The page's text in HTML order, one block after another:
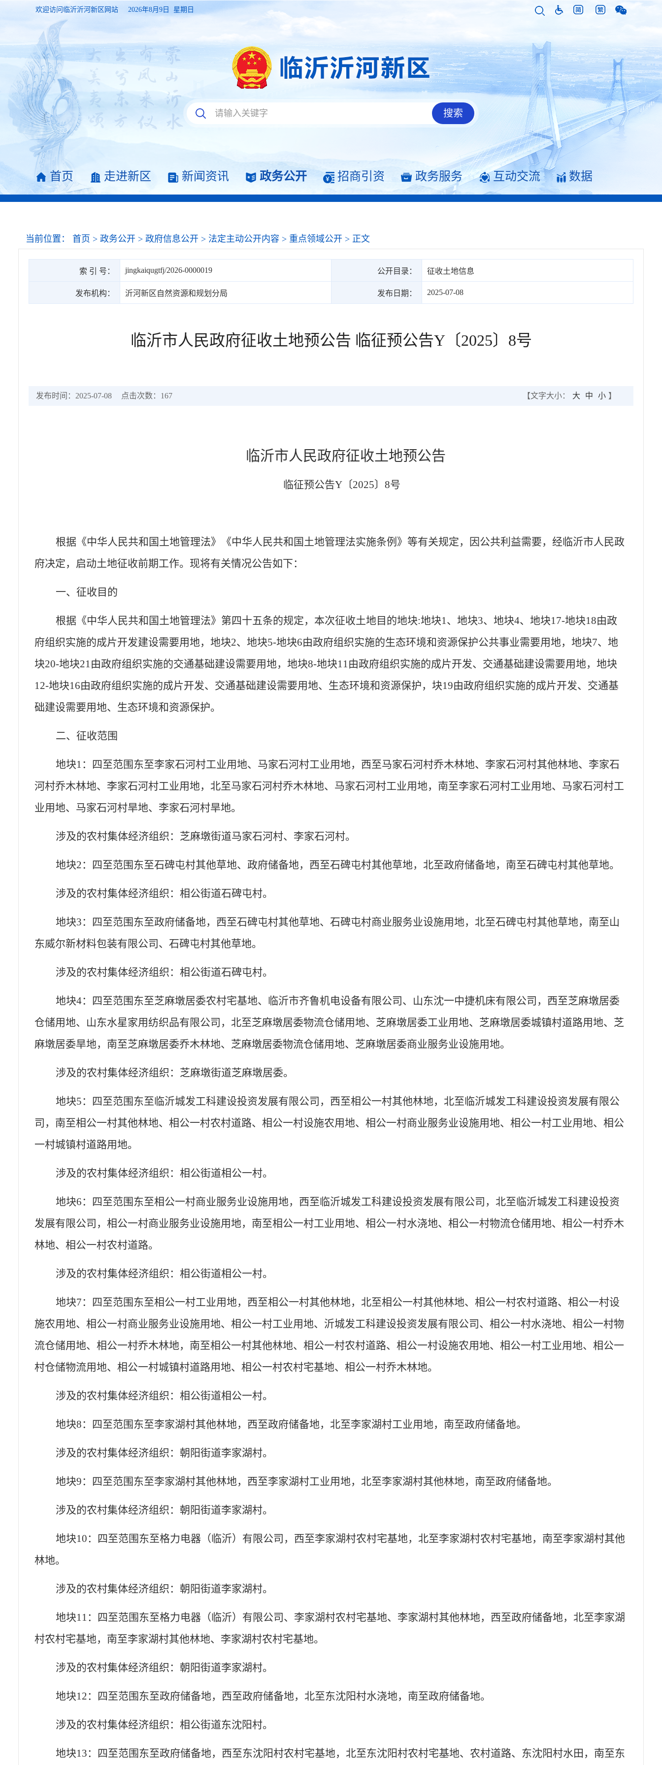
欢迎访问临沂沂河新区网站 2026年8月9日 星期日
首页 走进新区 新闻资讯 政务公开 招商引资 政务服务 互动交流 数据
当前位置： 首页 > 政务公开 > 政府信息公开 > 法定主动公开内容 > 重点领域公开 > 正文
索 引 号： jingkaiqugtfj/2026-0000019 公开目录： 征收土地信息
发布机构： 沂河新区自然资源和规划分局 发布日期： 2025-07-08
临沂市人民政府征收土地预公告 临征预公告Y〔2025〕8号
发布时间：2025-07-08 点击次数： 167 【文字大小： 大 中 小 】
临沂市人民政府征收土地预公告
临征预公告Y〔2025〕 8号
根据《中华人民共和国土地管理法》《中华人民共和国土地管理法实施条例》等有关规定，因公共利益需要，经临沂市人民政
府决定，启动土地征收前期工作。现将有关情况公告如下：
一、征收目的
根据《中华人民共和国土地管理法》第四十五条的规定，本次征收土地目的地块:地块1、地块3、地块4、地块17-地块18由政
府组织实施的成片开发建设需要用地，地块2、地块5-地块6由政府组织实施的生态环境和资源保护公共事业需要用地，地块7、地
块20-地块21由政府组织实施的交通基础建设需要用地，地块8-地块11由政府组织实施的成片开发、交通基础建设需要用地，地块
12-地块16由政府组织实施的成片开发、交通基础建设需要用地、 生态环境和资源保护，块19由政府组织实施的成片开发、交通基
础建设需要用地、 生态环境和资源保护。
二、征收范围
地块1：四至范围东至李家石河村工业用地、马家石河村工业用地，西至马家石河村乔木林地、李家石河村其他林地、李家石
河村乔木林地、李家石河村工业用地，北至马家石河村乔木林地、马家石河村工业用地，南至李家石河村工业用地、马家石河村工
业用地、马家石河村旱地、李家石河村旱地。
涉及的农村集体经济组织：芝麻墩街道马家石河村、李家石河村。
地块2：四至范围东至石碑屯村其他草地、政府储备地，西至石碑屯村其他草地，北至政府储备地，南至石碑屯村其他草地。
涉及的农村集体经济组织：相公街道石碑屯村。
地块3：四至范围东至政府储备地，西至石碑屯村其他草地、石碑屯村商业服务业设施用地，北至石碑屯村其他草地，南至山
东威尔新材料包装有限公司、石碑屯村其他草地。
涉及的农村集体经济组织：相公街道石碑屯村。
地块4：四至范围东至芝麻墩居委农村宅基地、临沂市齐鲁机电设备有限公司、山东沈一中捷机床有限公司，西至芝麻墩居委
仓储用地、山东水星家用纺织品有限公司，北至芝麻墩居委物流仓储用地、芝麻墩居委工业用地、芝麻墩居委城镇村道路用地、芝
麻墩居委旱地，南至芝麻墩居委乔木林地、芝麻墩居委物流仓储用地、芝麻墩居委商业服务业设施用地。
涉及的农村集体经济组织：芝麻墩街道芝麻墩居委。
地块5：四至范围东至临沂城发工科建设投资发展有限公司，西至相公一村其他林地，北至临沂城发工科建设投资发展有限公
司，南至相公一村其他林地、相公一村农村道路、相公一村设施农用地、相公一村商业服务业设施用地、相公一村工业用地、相公
一村城镇村道路用地。
涉及的农村集体经济组织：相公街道相公一村。
地块6：四至范围东至相公一村商业服务业设施用地，西至临沂城发工科建设投资发展有限公司，北至临沂城发工科建设投资
发展有限公司，相公一村商业服务业设施用地，南至相公一村工业用地、相公一村水浇地、相公一村物流仓储用地、相公一村乔木
林地、相公一村农村道路。
涉及的农村集体经济组织：相公街道相公一村。
地块7：四至范围东至相公一村工业用地，西至相公一村其他林地，北至相公一村其他林地、相公一村农村道路、相公一村设
施农用地、相公一村商业服务业设施用地、相公一村工业用地、沂城发工科建设投资发展有限公司、相公一村水浇地、相公一村物
流仓储用地、相公一村乔木林地，南至相公一村其他林地、相公一村农村道路、相公一村设施农用地、相公一村工业用地、相公一
村仓储物流用地、相公一村城镇村道路用地、相公一村农村宅基地、相公一村乔木林地。
涉及的农村集体经济组织：相公街道相公一村。
地块8：四至范围东至李家湖村其他林地，西至政府储备地，北至李家湖村工业用地，南至政府储备地。
涉及的农村集体经济组织：朝阳街道李家湖村。
地块9：四至范围东至李家湖村其他林地，西至李家湖村工业用地，北至李家湖村其他林地，南至政府储备地。
涉及的农村集体经济组织：朝阳街道李家湖村。
地块10：四至范围东至格力电器（临沂）有限公司，西至李家湖村农村宅基地，北至李家湖村农村宅基地，南至李家湖村其他
林地。
涉及的农村集体经济组织：朝阳街道李家湖村。
地块11：四至范围东至格力电器（临沂）有限公司、李家湖村农村宅基地、李家湖村其他林地，西至政府储备地，北至李家湖
村农村宅基地，南至李家湖村其他林地、李家湖村农村宅基地。
涉及的农村集体经济组织：朝阳街道李家湖村。
地块12：四至范围东至政府储备地，西至政府储备地，北至东沈阳村水浇地，南至政府储备地。
涉及的农村集体经济组织：相公街道东沈阳村。
地块13：四至范围东至政府储备地，西至东沈阳村农村宅基地，北至东沈阳村农村宅基地、农村道路、东沈阳村水田，南至东